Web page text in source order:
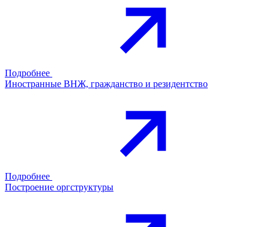
Подробнее
Иностранные ВНЖ, гражданство и резидентство
Подробнее
Построение оргструктуры